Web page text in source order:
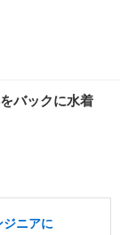
バックに水着
ニアに